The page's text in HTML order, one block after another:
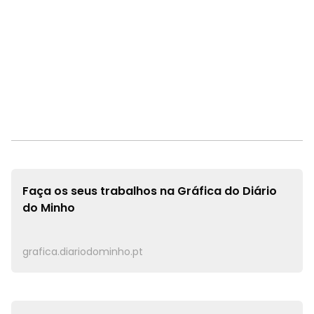
Faça os seus trabalhos na Gráfica do Diário
do Minho
grafica.diariodominho.pt